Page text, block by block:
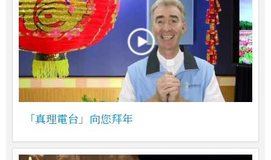
「真理電台」向您拜年